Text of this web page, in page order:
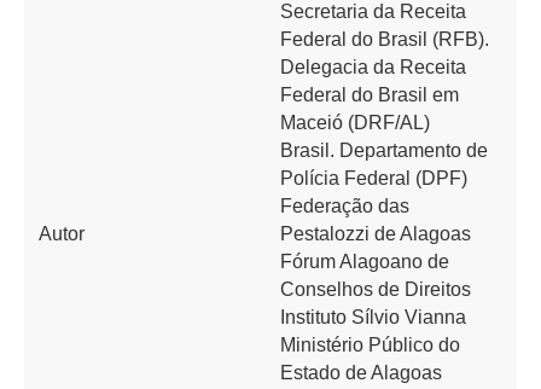
Autor
Secretaria da Receita
Federal do Brasil (RFB).
Delegacia da Receita
Federal do Brasil em
Maceió (DRF/AL)
Brasil. Departamento de
Polícia Federal (DPF)
Federação das
Pestalozzi de Alagoas
Fórum Alagoano de
Conselhos de Direitos
Instituto Sílvio Vianna
Ministério Público do
Estado de Alagoas